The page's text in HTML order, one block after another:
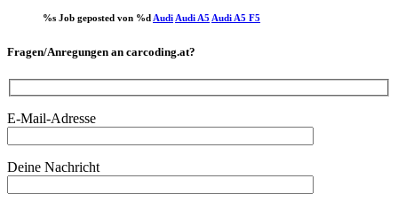
%s Job geposted von %d Audi Audi A5 Audi A5 F5
Fragen/Anregungen an carcoding.at?
E-Mail-Adresse
Deine Nachricht